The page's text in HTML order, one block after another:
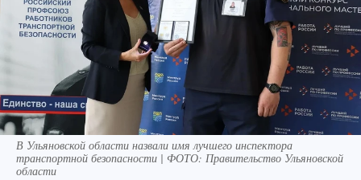
В Ульяновской области назвали имя лучшего инспектора
транспортной безопасности | ФОТО: Правительство Ульяновской
области